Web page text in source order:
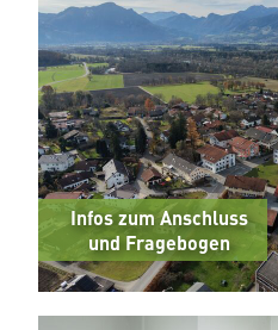
Infos zum Anschluss
und Fragebogen